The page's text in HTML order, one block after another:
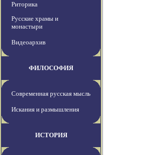
Риторика
Русские храмы и
монастыри
Видеоархив
ФИЛОСОФИЯ
Современная русская мысль
Искания и размышления
ИСТОРИЯ